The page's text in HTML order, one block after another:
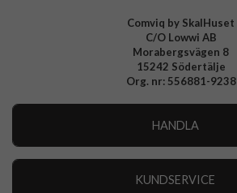
Comviq by SkalHuset
C/O Lowwi AB
Morabergsvägen 8
15242 Södertälje
Org. nr: 556881-9238
HANDLA
KUNDSERVICE